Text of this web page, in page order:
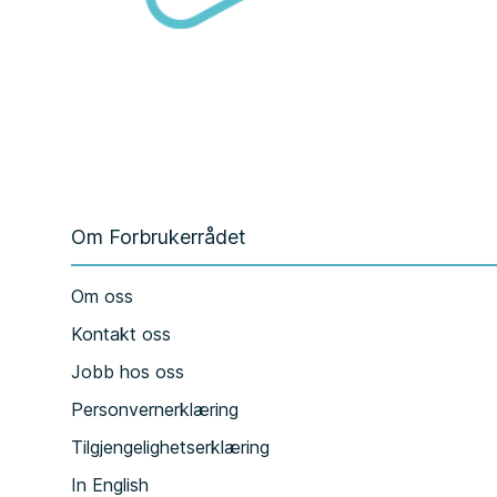
Om Forbrukerrådet
Om oss
Kontakt oss
Jobb hos oss
Personvernerklæring
Tilgjengelighetserklæring
In English